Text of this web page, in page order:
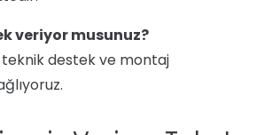
veriyor musunuz?
teknik destek ve montaj